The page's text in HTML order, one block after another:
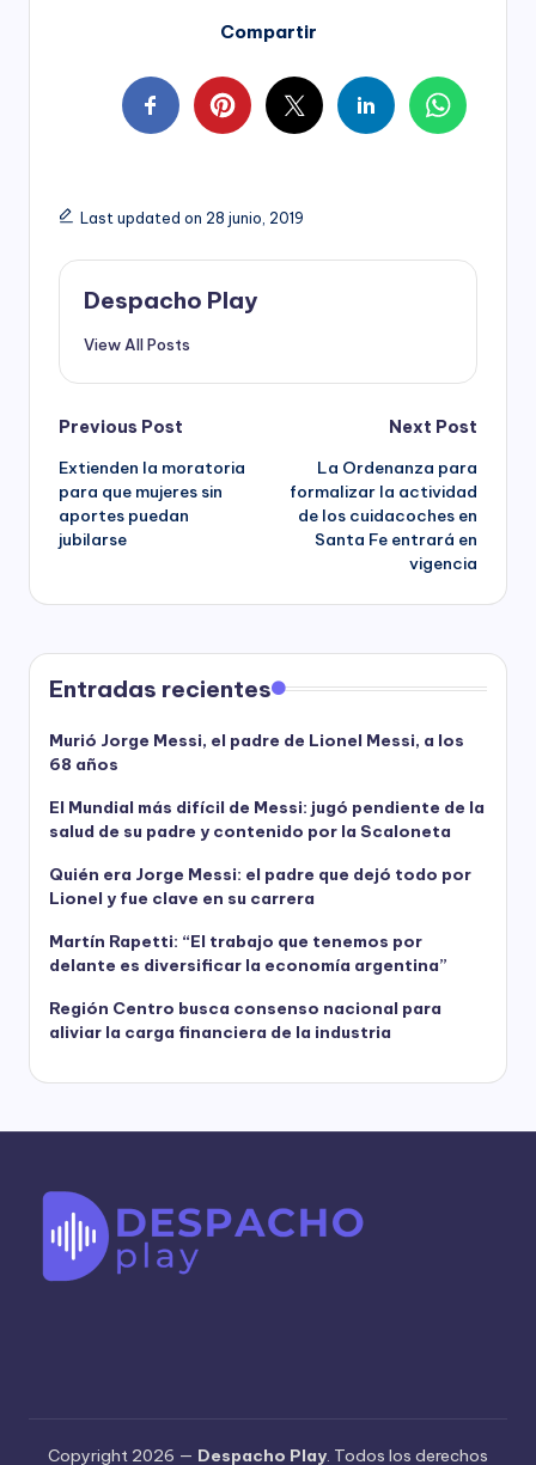
Compartir
Last updated on 28 junio, 2019
Despacho Play
View All Posts
Post
navigation
Previous Post
Extienden la moratoria
para que mujeres sin
aportes puedan
jubilarse
Next Post
La Ordenanza para
formalizar la actividad
de los cuidacoches en
Santa Fe entrará en
vigencia
Entradas recientes
Murió Jorge Messi, el padre de Lionel Messi, a los
68 años
El Mundial más difícil de Messi: jugó pendiente de la
salud de su padre y contenido por la Scaloneta
Quién era Jorge Messi: el padre que dejó todo por
Lionel y fue clave en su carrera
Martín Rapetti: “El trabajo que tenemos por
delante es diversificar la economía argentina”
Región Centro busca consenso nacional para
aliviar la carga financiera de la industria
Copyright 2026 — Despacho Play. Todos los derechos